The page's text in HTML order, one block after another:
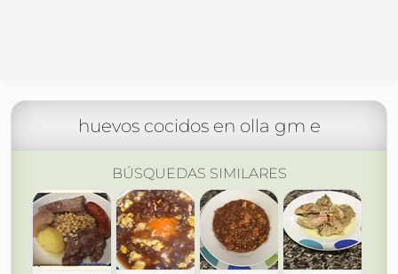
huevos cocidos en olla gm e
BÚSQUEDAS SIMILARES